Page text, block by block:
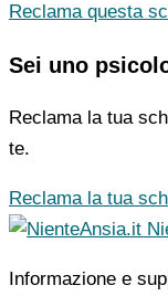
Reclama questa
Sei uno
Reclama la tua
te.
Reclama la tua
Informazione e